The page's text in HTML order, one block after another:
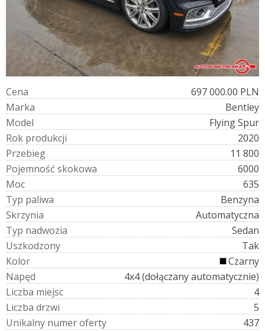
Cena
697 000.00 PLN
Marka
Bentley
Model
Flying Spur
Rok produkcji
2020
Przebieg
11 800
Pojemność skokowa
6000
Moc
635
Typ paliwa
Benzyna
Skrzynia
Automatyczna
Typ nadwozia
Sedan
Uszkodzony
Tak
Kolor
Czarny
Napęd
4x4 (dołączany automatycznie)
Liczba miejsc
4
Liczba drzwi
5
Unikalny numeroferty
437